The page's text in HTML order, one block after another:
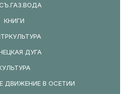
КНИГИ
ДУГА
ДВИЖЕНИЕ В ОСЕТИИ